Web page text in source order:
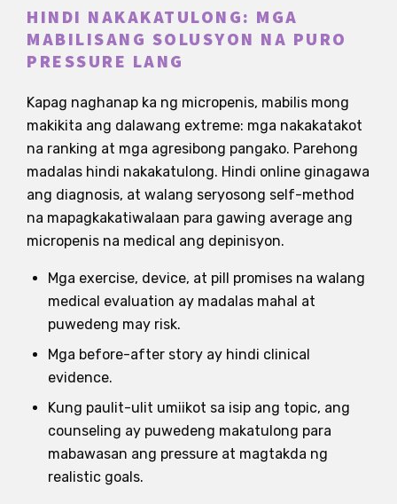
HINDI NAKAKATULONG: MGA
MABILISANG SOLUSYON NA PURO
PRESSURE LANG
Kapag naghanap ka ng micropenis, mabilis mong
makikita ang dalawang extreme: mga nakakatakot
na ranking at mga agresibong pangako. Parehong
madalas hindi nakakatulong. Hindi online ginagawa
ang diagnosis, at walang seryosong self-method
na mapagkakatiwalaan para gawing average ang
micropenis na medical ang depinisyon.
Mga exercise, device, at pill promises na walang
medical evaluation ay madalas mahal at
puwedeng may risk.
Mga before-after story ay hindi clinical
evidence.
Kung paulit-ulit umiikot sa isip ang topic, ang
counseling ay puwedeng makatulong para
mabawasan ang pressure at magtakda ng
realistic goals.